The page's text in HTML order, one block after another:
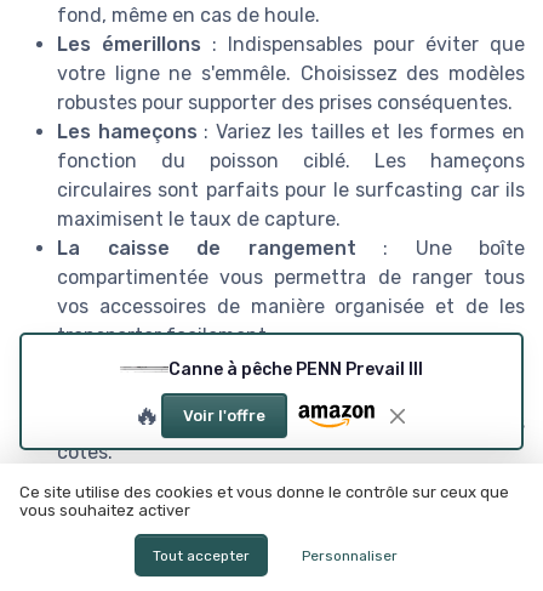
fond, même en cas de houle.
Les émerillons : Indispensables pour éviter que
votre ligne ne s'emmêle. Choisissez des modèles
robustes pour supporter des prises conséquentes.
Les hameçons : Variez les tailles et les formes en
fonction du poisson ciblé. Les hameçons
circulaires sont parfaits pour le surfcasting car ils
maximisent le taux de capture.
La caisse de rangement : Une boîte
compartimentée vous permettra de ranger tous
vos accessoires de manière organisée et de les
transporter facilement.
Les appâts: Utilisez des appâts frais et adaptés à
votre zone de pêche. Les vers marins sont souvent
très efficaces pour attirer les poissons près des
côtes.
La lampe frontale
: Incontournable pour les
sessions de nuit, elle vous permettra de voir clair
lors de la préparation de vos lignes.
Canne à pêche PENN Prevail III
🔥 Voir l'offre
Ce site utilise des cookies et vous donne le contrôle sur ceux que
vous souhaitez activer
Tout accepter Personnaliser